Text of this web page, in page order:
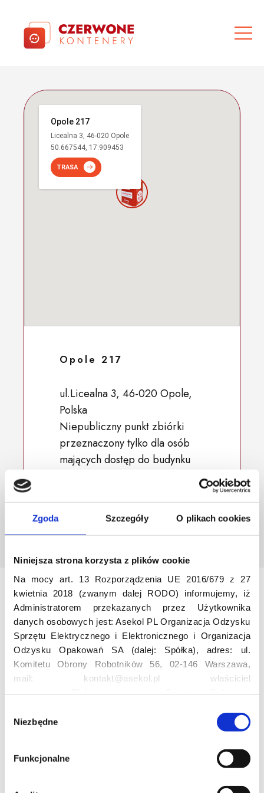
Zgoda Szczegóły O plikach cookies
Niniejsza strona korzysta z plików cookie
Na mocy art. 13 Rozporządzenia UE 2016/679 z 27
kwietnia 2018 (zwanym dalej RODO) informujemy, iż
Administratorem przekazanych przez Użytkownika
danych osobowych jest: Asekol PL Organizacja Odzysku
Sprzętu Elektrycznego i Elektronicznego i Organizacja
Odzysku Opakowań SA (dalej: Spółka), adres: ul.
Komitetu Obrony Robotników 56, 02-146 Warszawa,
mail: kontakt@asekol.pl właściciel
Asekolove. Administrator przetwarza następujące dane
osobowe Użytkowników: imię, nazwisko, adres e-mail,
numer telefonu, miasto, preferencje Użytkownika,
lokalizacja, obszar zainteresowania, dane przetwarzane
Niezbędne
Funkcjonalne
Opole 217
Licealna 3, 46-020 Opole
50.667544, 17.909453
TRASA
Opole 217
ul.Licealna 3, 46-020 Opole,
Polska
Niepubliczny punkt zbiórki
przeznaczony tylko dla osób
mających dostęp do budynku
Odwiedź nas
Znaczenie recyklingu elektrośmieci